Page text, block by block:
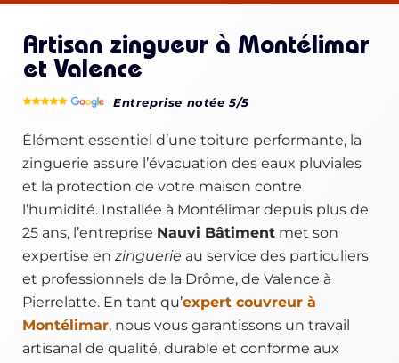
Artisan zingueur à Montélimar
et Valence
Entreprise notée 5/5
Élément essentiel d’une toiture performante, la
zinguerie assure l’évacuation des eaux pluviales
et la protection de votre maison contre
l’humidité. Installée à Montélimar depuis plus de
25 ans, l’entreprise Nauvi Bâtiment met son
expertise en zinguerie au service des particuliers
et professionnels de la Drôme, de Valence à
Pierrelatte. En tant qu’expert couvreur à
Montélimar, nous vous garantissons un travail
artisanal de qualité, durable et conforme aux